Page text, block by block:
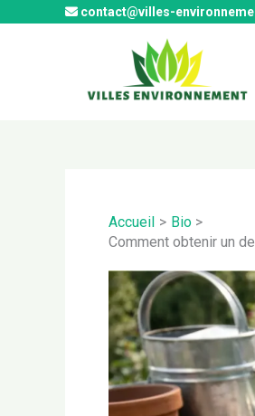
contact@villes-
Accueil
Bio
Comment obtenir un